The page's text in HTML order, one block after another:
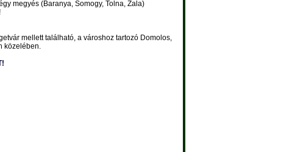
megyés (Baranya, Somogy, Tolna, Zala)
mellett található, a városhoz tartozó Domolos,
közelében.